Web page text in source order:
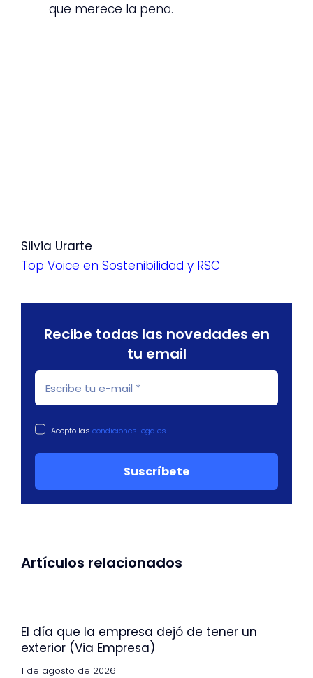
que merece la pena.
Silvia Urarte
Top Voice en Sostenibilidad y RSC
Recibe todas las novedades en
tu email
Acepto las condiciones legales
Suscríbete
Artículos relacionados
El día que la empresa dejó de tener un
exterior (Via Empresa)
1 de agosto de 2026